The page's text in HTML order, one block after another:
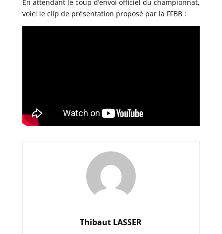
En attendant le coup d’envoi officiel du championnat,
voici le clip de présentation proposé par la FFBB :
Thibaut LASSER